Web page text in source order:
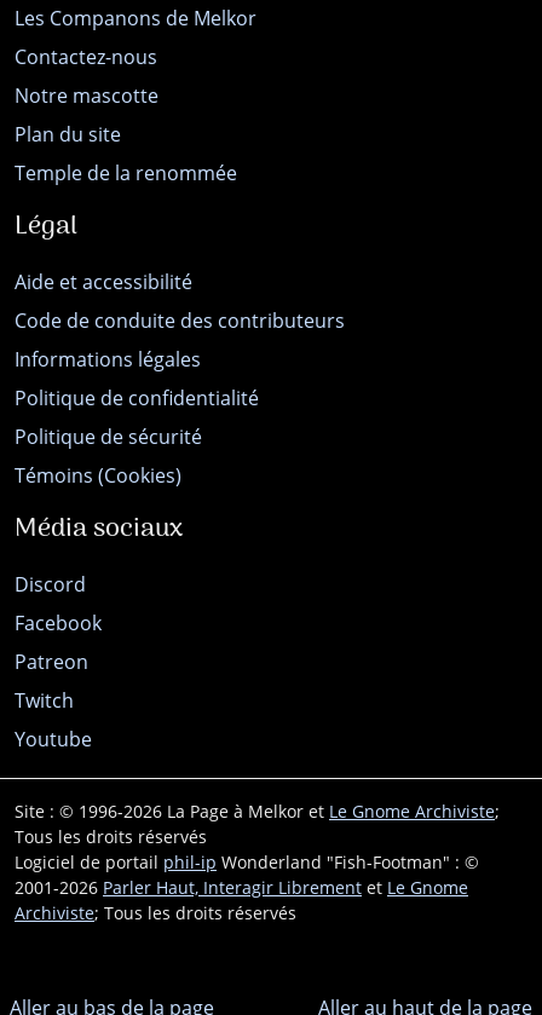
Les Companons de Melkor
Contactez-nous
Notre mascotte
Plan du site
Temple de la renommée
Légal
Aide et accessibilité
Code de conduite des contributeurs
Informations légales
Politique de confidentialité
Politique de sécurité
Témoins (Cookies)
Média sociaux
Discord
Facebook
Patreon
Twitch
Youtube
Site : © 1996-2026 La Page à Melkor et Le Gnome Archiviste;
Tous les droits réservés
Logiciel de portail phil-ip Wonderland "Fish-Footman" : ©
2001-2026 Parler Haut, Interagir Librement et Le Gnome
Archiviste; Tous les droits réservés
Aller au bas de la page Aller au haut de la page